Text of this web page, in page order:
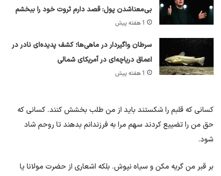
بی‌معناشدن پول: قصد دارم ثروت خود را ببخشم
1 هفته پیش
سرطان واگیردار در ماهی‌ها؛ کشف پدیده‌ای نادر در
اعماق دریاچه‌ای در آمریکای شمالی
1 هفته پیش
کسانی که قلبم را شکستند باید از من طلب بخشش کنند. کسانی که
حق من را تضییع کردند سهم مرا به فرزندانم بدهند تا روحم شاد
شود.
بر قبر من گریه مکن و سیاه نپوش. بلکه اشعاری از حضرت مولانا یا